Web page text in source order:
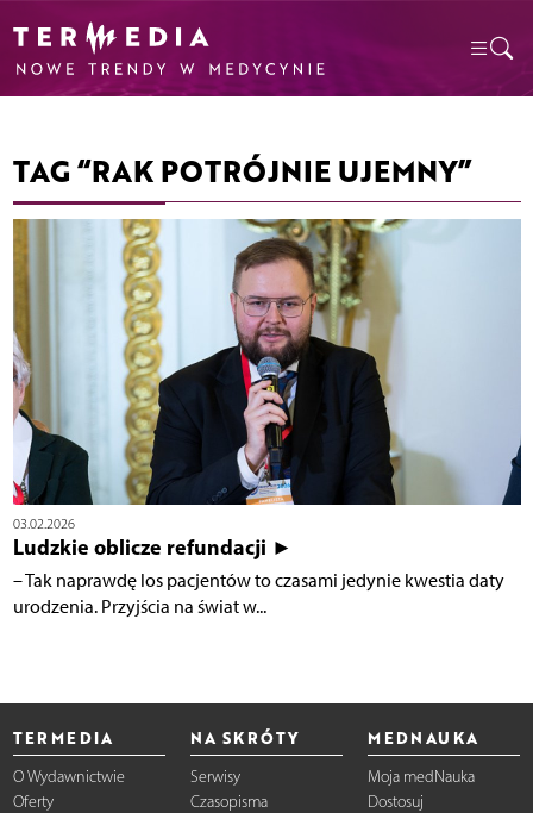
TAG “RAK POTRÓJNIE UJEMNY”
03.02.2026
Ludzkie oblicze refundacji ►
– Tak naprawdę los pacjentów to czasami jedynie kwestia daty
urodzenia. Przyjścia na świat w...
TERMEDIA
O Wydawnictwie
Oferty
NA SKRÓTY
Serwisy
Czasopisma
MEDNAUKA
Moja medNauka
Dostosuj